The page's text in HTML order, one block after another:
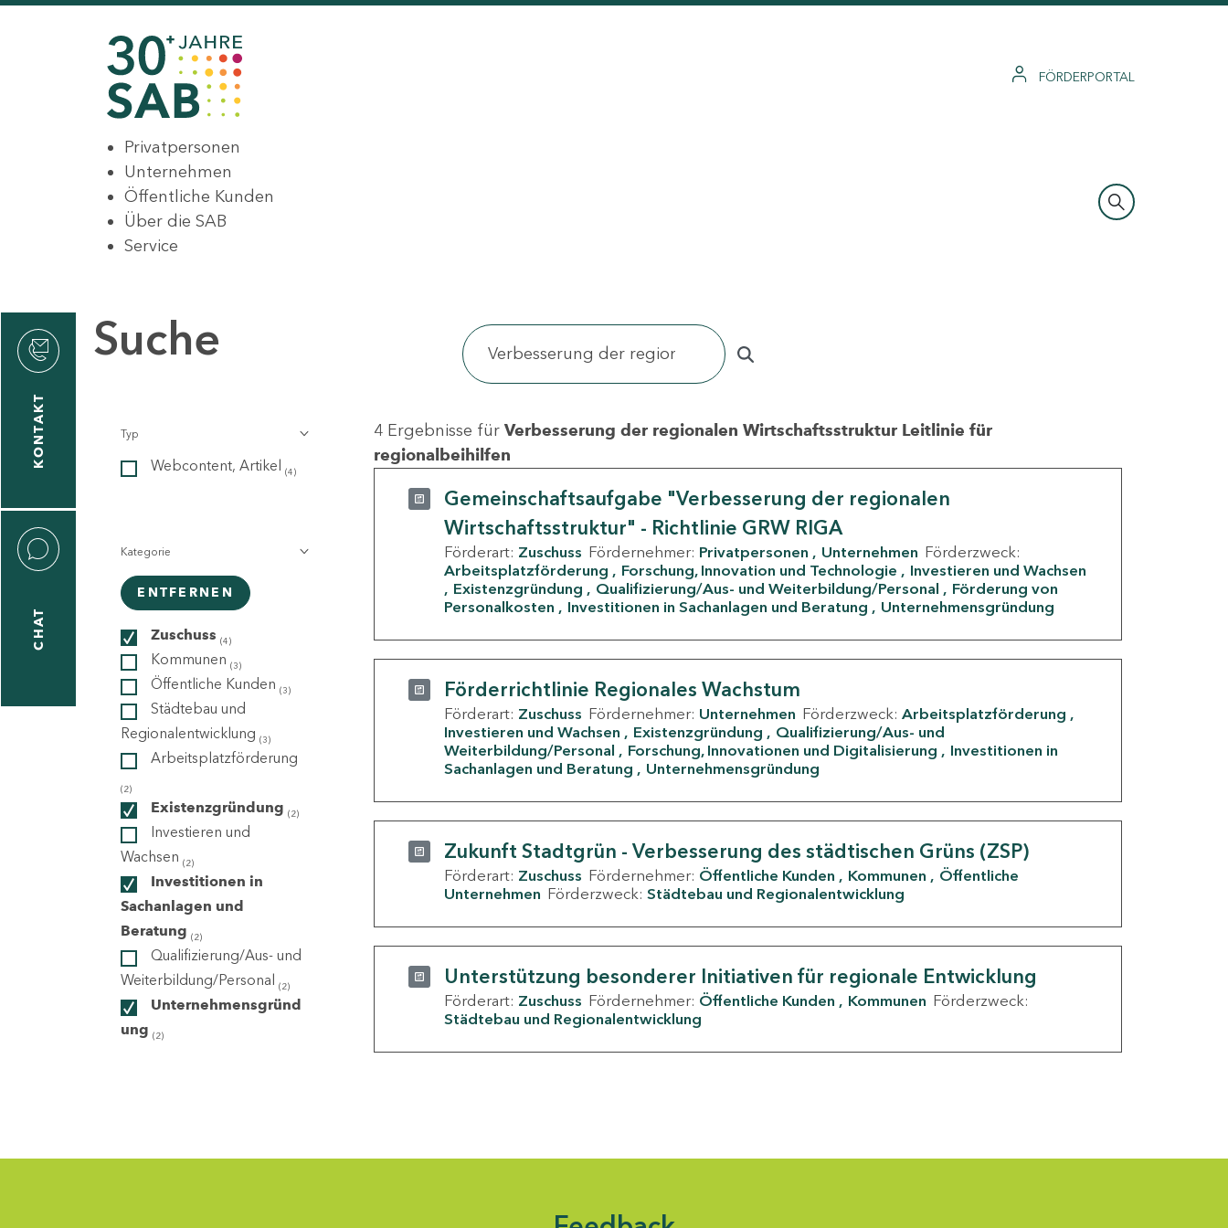
FÖRDERPORTAL
Privatpersonen
Unternehmen
Öffentliche Kunden
Über die SAB
Service
KONTAKT
CHAT
Suche
Typ
Webcontent, Artikel (4)
Kategorie
ENTFERNEN
Zuschuss (4)
Kommunen (3)
Öffentliche Kunden (3)
Städtebau und
Regionalentwicklung (3)
Arbeitsplatzförderung
(2)
Existenzgründung (2)
Investieren und
Wachsen (2)
Investitionen in
Sachanlagen und
Beratung (2)
Qualifizierung/Aus- und
Weiterbildung/Personal (2)
Unternehmensgründ
ung (2)
4 Ergebnisse für Verbesserung der regionalen Wirtschaftsstruktur Leitlinie für
regionalbeihilfen
Gemeinschaftsaufgabe "Verbesserung der regionalen
Wirtschaftsstruktur" - Richtlinie GRW RIGA
Förderart: Zuschuss Fördernehmer: Privatpersonen Unternehmen Förderzweck:
Arbeitsplatzförderung
Forschung, Innovation und Technologie
Investieren und Wachsen
Existenzgründung
Qualifizierung/Aus- und Weiterbildung/Personal
Förderung von
Personalkosten
Investitionen in Sachanlagen und Beratung Unternehmensgründung
Förderrichtlinie Regionales Wachstum
Förderart: Zuschuss Fördernehmer: Unternehmen Förderzweck: Arbeitsplatzförderung
Investieren und Wachsen
Existenzgründung
Qualifizierung/Aus- und
Weiterbildung/Personal
Forschung, Innovationen und Digitalisierung
Investitionen in
Sachanlagen und Beratung
Unternehmensgründung
Zukunft Stadtgrün - Verbesserung des städtischen Grüns (ZSP)
Förderart: Zuschuss Fördernehmer: Öffentliche Kunden Kommunen
Öffentliche
Unternehmen Förderzweck: Städtebau und Regionalentwicklung
Unterstützung besonderer Initiativen für regionale Entwicklung
Förderart: Zuschuss Fördernehmer: Öffentliche Kunden Kommunen Förderzweck:
Städtebau und Regionalentwicklung